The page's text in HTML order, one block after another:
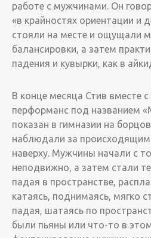
работе с мужчинами. ­­Он
«в крайностях ориентации и
стояли на месте и ощущали
балансировки, а затем
падения и кувырки, как в
В конце месяца Стив вместе
перформанс под названием
показан в гимназии на
наблюдали за происходящим
наверху. Мужчины начали с
неподвижно, а затем стали
падая в пространстве,
катаясь, поднимаясь, мягко
падая, шатаясь по
были пьяны или что-то в